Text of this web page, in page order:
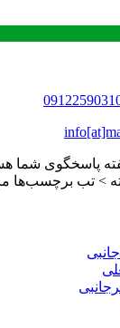
7 روز هفته
> تب برچسب‌ها